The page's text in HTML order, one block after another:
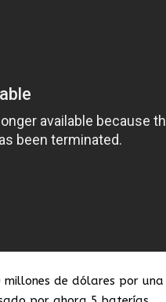
millones de dólares por